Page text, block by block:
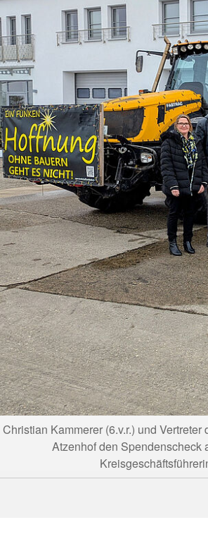
Christian Kammerer (6.v.r.) und
Atzenhof den Spendenscheck